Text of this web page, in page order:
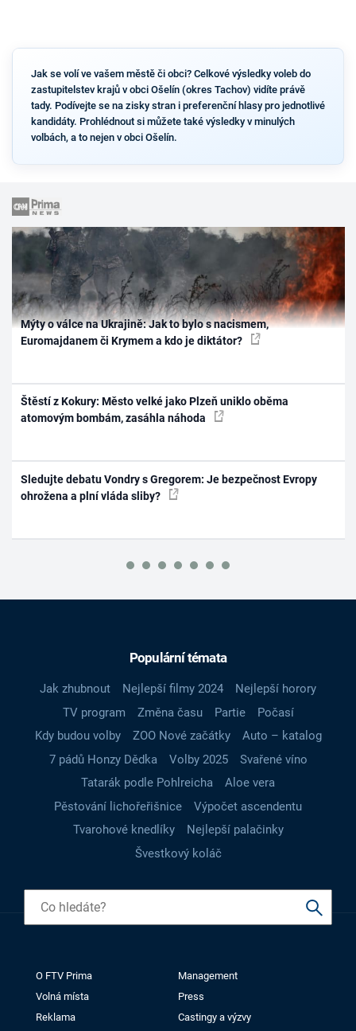
Jak se volí ve vašem městě či obci? Celkové výsledky voleb do
zastupitelstev krajů v obci Ošelín (okres Tachov) vidíte právě
tady. Podívejte se na zisky stran i preferenční hlasy pro jednotlivé
kandidáty. Prohlédnout si můžete také výsledky v minulých
volbách, a to nejen v obci Ošelín.
Mýty o válce na Ukrajině: Jak to bylo s nacismem,
Euromajdanem či Krymem a kdo je diktátor?
Štěstí z Kokury: Město velké jako Plzeň uniklo oběma
atomovým bombám, zasáhla náhoda
Sledujte debatu Vondry s Gregorem: Je bezpečnost Evropy
ohrožena a plní vláda sliby?
Populární témata
Jak zhubnout Nejlepší filmy 2024
Nejlepší horory
TV program
Změna času Partie
Počasí
Kdy budou volby
ZOO Nové začátky
Auto – katalog
7 pádů Honzy Dědka
Volby 2025
Svařené víno
Tatarák podle Pohlreicha
Aloe vera
Pěstování lichořeřišnice
Výpočet ascendentu
Tvarohové knedlíky
Nejlepší palačinky
Švestkový koláč
O FTV Prima
Management
Volná místa
Press
Reklama
Castingy a výzvy